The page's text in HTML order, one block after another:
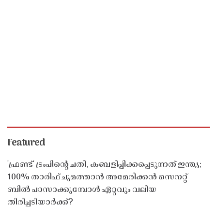
Featured
'ഫ്രണ്ട്' ട്രംപിന്റെ ചതി, കബളിപ്പിക്കപ്പെടുന്നത് ഇന്ത്യ;
100% താരിഫ് ചുമത്താൻ അമേരിക്കൻ സെനറ്റ്
ബിൽ പാസാക്കുമ്പോൾ ഏറ്റവും വലിയ
തിരിച്ചടിയാർക്ക്?